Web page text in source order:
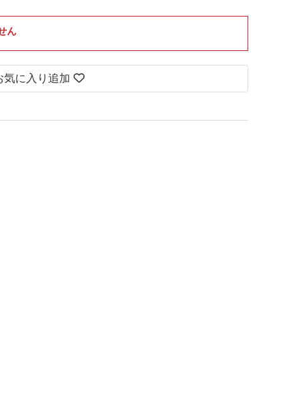
ん
気に入り追加